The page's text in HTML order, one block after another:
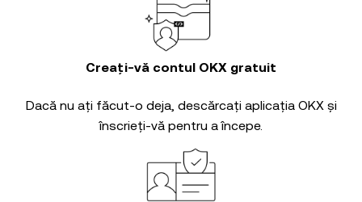
Creați-vă contul OKX gratuit
Dacă nu ați făcut-o deja, descărcați aplicația OKX și
înscrieți-vă pentru a începe.